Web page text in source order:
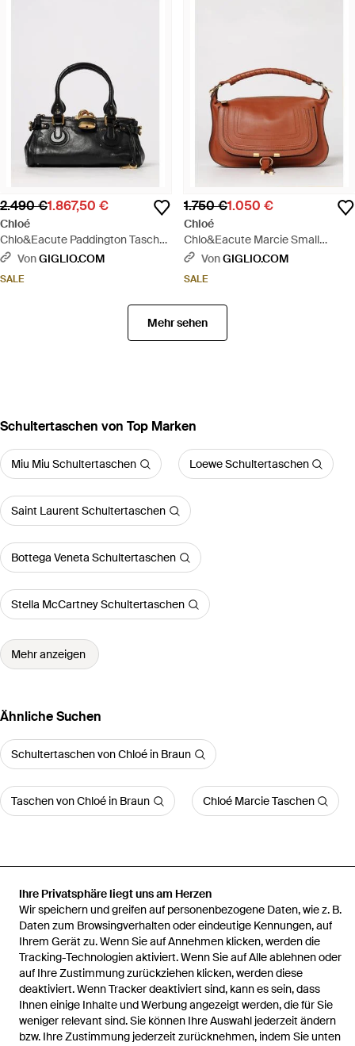
Ihre Privatsphäre liegt uns am Herzen
Wir speichern und greifen auf personenbezogene Daten, wie z. B.
Daten zum Browsingverhalten oder eindeutige Kennungen, auf
Ihrem Gerät zu. Wenn Sie auf Annehmen klicken, werden die
Tracking-Technologien aktiviert. Wenn Sie auf Alle ablehnen oder
auf Ihre Zustimmung zurückziehen klicken, werden diese
deaktiviert. Wenn Tracker deaktiviert sind, kann es sein, dass
Ihnen einige Inhalte und Werbung angezeigt werden, die für Sie
weniger relevant sind. Sie können Ihre Auswahl jederzeit ändern
bzw. Ihre Zustimmung jederzeit zurücknehmen, indem Sie unten
2.490 €1.867,50 €
Chloé
Chlo&Eacute Paddington Tasche
Aus Genarbtem Leder - Schwarz
VonGIGLIO.COM
SALE
1.750 €1.050 €
Chloé
Chlo&Eacute Marcie Small
Ledertasche - Braun
VonGIGLIO.COM
SALE
Mehr sehen
Schultertaschen von Top Marken
Miu Miu Schultertaschen Loewe Schultertaschen
Saint Laurent Schultertaschen
Bottega Veneta Schultertaschen
Stella McCartney Schultertaschen
Mehr anzeigen
Ähnliche Suchen
Schultertaschen von Chloé in Braun
Taschen von Chloé in Braun Chloé Marcie Taschen
Startseite Damen Schultertaschen
Chloé Schultertaschen
Chlo&Eacute Paddington Ledertasche
Hilfe und Informationen